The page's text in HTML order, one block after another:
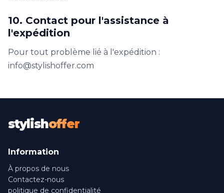
10. Contact pour l'assistance à
l'expédition
Pour tout problème lié à l'expédition :
info@stylishoffer.com
stylishoffer
Information
À propos de nous
Contactez-nous
politique de confidentialité